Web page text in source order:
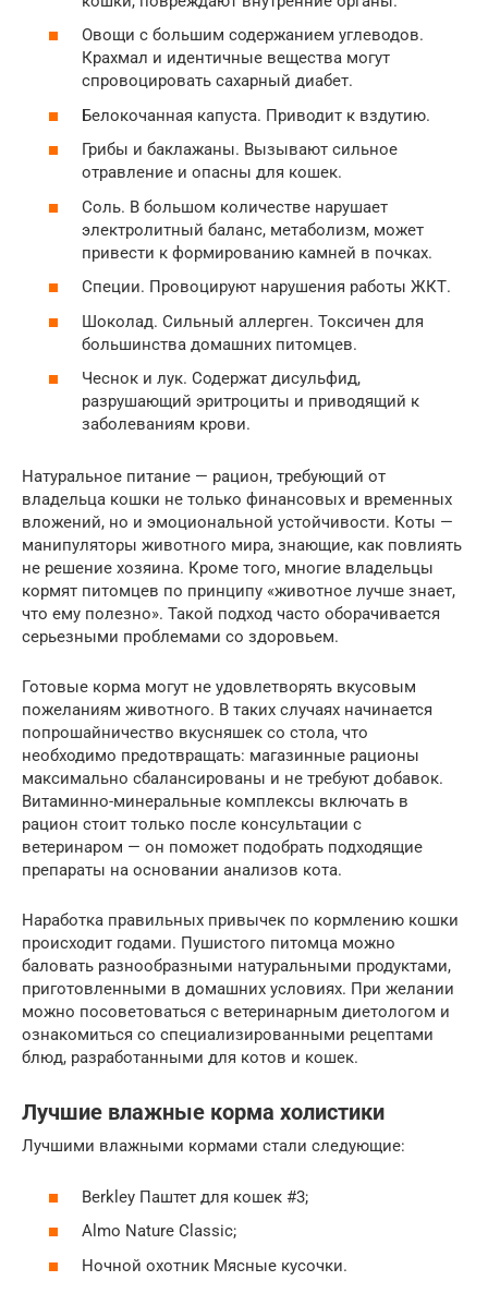
Овощи с большим содержанием углеводов.
Крахмал и идентичные вещества могут
спровоцировать сахарный диабет.
Белокочанная капуста. Приводит к вздутию.
Грибы и баклажаны. Вызывают сильное
отравление и опасны для кошек.
Соль. В большом количестве нарушает
электролитный баланс, метаболизм, может
привести к формированию камней в почках.
Специи. Провоцируют нарушения работы ЖКТ.
Шоколад. Сильный аллерген. Токсичен для
большинства домашних питомцев.
Чеснок и лук. Содержат дисульфид,
разрушающий эритроциты и приводящий к
заболеваниям крови.
Натуральное питание — рацион, требующий от
владельца кошки не только финансовых и временных
вложений, но и эмоциональной устойчивости. Коты —
манипуляторы животного мира, знающие, как повлиять
не решение хозяина. Кроме того, многие владельцы
кормят питомцев по принципу «животное лучше знает,
что ему полезно». Такой подход часто оборачивается
серьезными проблемами со здоровьем.
Готовые корма могут не удовлетворять вкусовым
пожеланиям животного. В таких случаях начинается
попрошайничество вкусняшек со стола, что
необходимо предотвращать: магазинные рационы
максимально сбалансированы и не требуют добавок.
Витаминно-минеральные комплексы включать в
рацион стоит только после консультации с
ветеринаром — он поможет подобрать подходящие
препараты на основании анализов кота.
Наработка правильных привычек по кормлению кошки
происходит годами. Пушистого питомца можно
баловать разнообразными натуральными продуктами,
приготовленными в домашних условиях. При желании
можно посоветоваться с ветеринарным диетологом и
ознакомиться со специализированными рецептами
блюд, разработанными для котов и кошек.
Лучшие влажные корма холистики
Лучшими влажными кормами стали следующие:
Berkley Паштет для кошек #3;
Almo Nature Classic;
Ночной охотник Мясные кусочки.